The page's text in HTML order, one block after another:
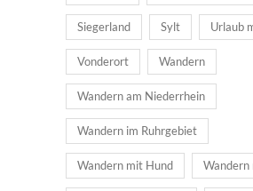
Siegerland Sylt Urlaub
Vonderort Wandern
Wandern am Niederrhein
Wandern im Ruhrgebiet
Wandern mit Hund